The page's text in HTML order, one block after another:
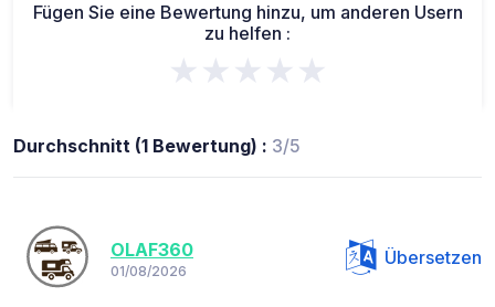
Fügen Sie eine Bewertung hinzu, um anderen Usern
zu helfen :
★★★★★
Durchschnitt (1 Bewertung) : 3/5
OLAF360
01/08/2026
Übersetzen